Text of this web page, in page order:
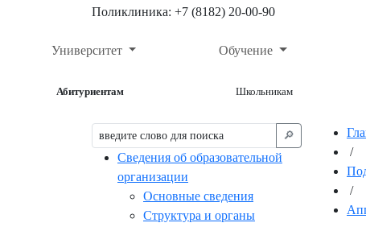
Поликлиника: +7 (8182) 20-00-90
Университет Обучение
Абитуриентам Школьникам
🔎︎
Сведения об образовательной
организации
Основные сведения
Структура и органы
/
/